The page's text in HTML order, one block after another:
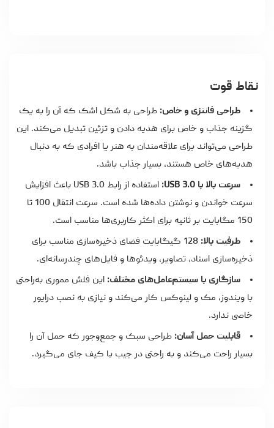
نقاط قوت
طراحی فانتزی و خاص: طراحی به شکل اشک که آن را به یک
گزینه جذاب و خاص برای هدیه دادن و تزئین تبدیل می‌کند. این
طراحی می‌تواند برای علاقه‌مندان به هنر یا افرادی که به دنبال
هدیه‌های خاص هستند، بسیار جذاب باشد.
سرعت بالا با USB 3.0:
استفاده از رابط USB 3.0 باعث افزایش
سرعت خواندن و نوشتن داده‌ها شده است. سرعت انتقال 100 تا
150 مگابایت بر ثانیه برای اکثر کاربری‌ها مناسب است.
ظرفیت بالا:
128 گیگابایت فضای ذخیره‌سازی مناسب برای
ذخیره‌سازی اسناد، تصاویر، ویدئوها و فایل‌های چندرسانه‌ای.
سازگاری با سیستم‌عامل‌های مختلف: این فلش مموری به‌راحتی
با ویندوز، مک و لینوکس کار می‌کند و نیازی به نصب درایور
خاصی ندارد.
قابلیت حمل آسان: طراحی سبک و جمع‌وجور که حمل آن را
بسیار راحت می‌کند و به راحتی در جیب یا کیف جای می‌گیرد.